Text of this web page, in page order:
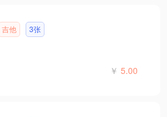
吉他 3张
￥ 5.00